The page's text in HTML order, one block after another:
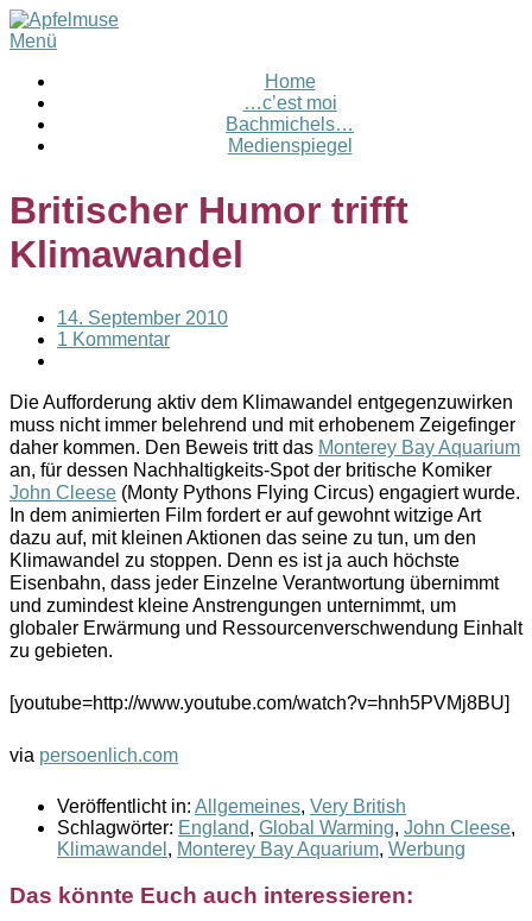
Menü
Home
…c’est moi
Bachmichels…
Medienspiegel
Britischer Humor trifft
Klimawandel
14. September 2010
1 Kommentar
Die Aufforderung aktiv dem Klimawandel entgegenzuwirken
muss nicht immer belehrend und mit erhobenem Zeigefinger
daher kommen. Den Beweis tritt das Monterey Bay Aquarium
an, für dessen Nachhaltigkeits-Spot der britische Komiker
John Cleese (Monty Pythons Flying Circus) engagiert wurde.
In dem animierten Film fordert er auf gewohnt witzige Art
dazu auf, mit kleinen Aktionen das seine zu tun, um den
Klimawandel zu stoppen. Denn es ist ja auch höchste
Eisenbahn, dass jeder Einzelne Verantwortung übernimmt
und zumindest kleine Anstrengungen unternimmt, um
globaler Erwärmung und Ressourcenverschwendung Einhalt
zu gebieten.
[youtube=http://www.youtube.com/watch?v=hnh5PVMj8BU]
via persoenlich.com
Veröffentlicht in: Allgemeines, Very British
Schlagwörter: England, Global Warming, John Cleese,
Klimawandel , Monterey Bay Aquarium, Werbung
Das könnte Euch auch interessieren: